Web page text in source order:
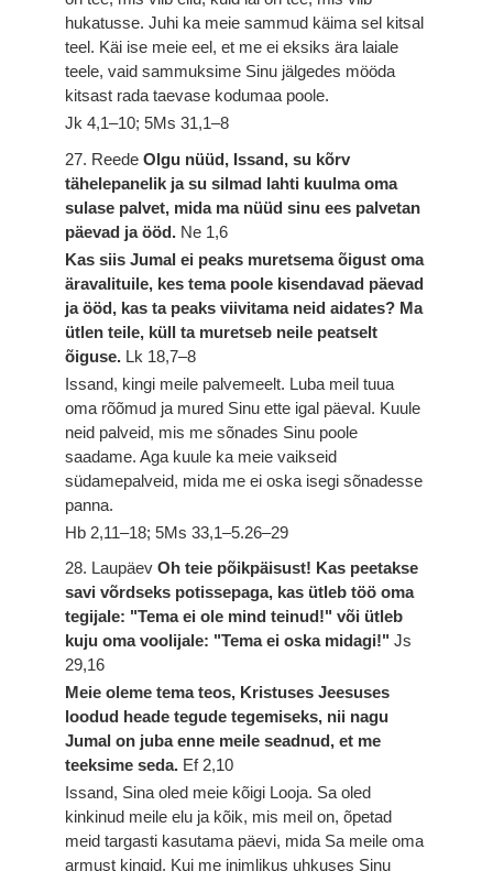
hukatusse. Juhi ka meie sammud käima sel kitsal
teel. Käi ise meie eel, et me ei eksiks ära laiale
teele, vaid sammuksime Sinu jälgedes mööda
kitsast rada taevase kodumaa poole.
Jk 4,1–10; 5Ms 31,1–8
27. ReedeOlgu nüüd, Issand, su kõrv
tähelepanelik ja su silmad lahti kuulma oma
sulase palvet, mida ma nüüd sinu ees palvetan
päevad ja ööd. Ne 1,6
Kas siis Jumal ei peaks muretsema õigust oma
äravalituile, kes tema poole kisendavad päevad
ja ööd, kas ta peaks viivitama neid aidates? Ma
ütlen teile, küll ta muretseb neile peatselt
õiguse. Lk 18,7–8
Issand, kingi meile palvemeelt. Luba meil tuua
oma rõõmud ja mured Sinu ette igal päeval. Kuule
neid palveid, mis me sõnades Sinu poole
saadame. Aga kuule ka meie vaikseid
südamepalveid, mida me ei oska isegi sõnadesse
panna.
Hb 2,11–18; 5Ms 33,1–5.26–29
28. LaupäevOh teie põikpäisust! Kas peetakse
savi võrdseks potissepaga, kas ütleb töö oma
tegijale: "Tema ei ole mind teinud!" või ütleb
kuju oma voolijale: "Tema ei oska midagi!"Js
29,16
Meie oleme tema teos, Kristuses Jeesuses
loodud heade tegude tegemiseks, nii nagu
Jumal on juba enne meile seadnud, et me
teeksime seda. Ef 2,10
Issand, Sina oled meie kõigi Looja. Sa oled
kinkinud meile elu ja kõik, mis meil on, õpetad
meid targasti kasutama päevi, mida Sa meile oma
armust kingid. Kui me inimlikus uhkuses Sinu